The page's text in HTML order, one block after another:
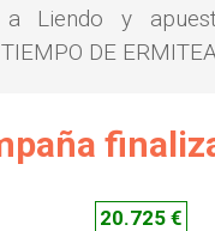
a Liendo y
DE
20.725 €